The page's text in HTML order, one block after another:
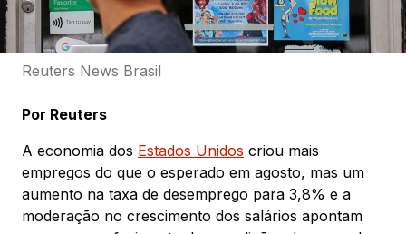
Reuters News Brasil
Por Reuters
A economia dos Estados Unidos criou mais
empregos do que o esperado em agosto, mas um
aumento na taxa de desemprego para 3,8% e a
moderação no crescimento dos salários apontam